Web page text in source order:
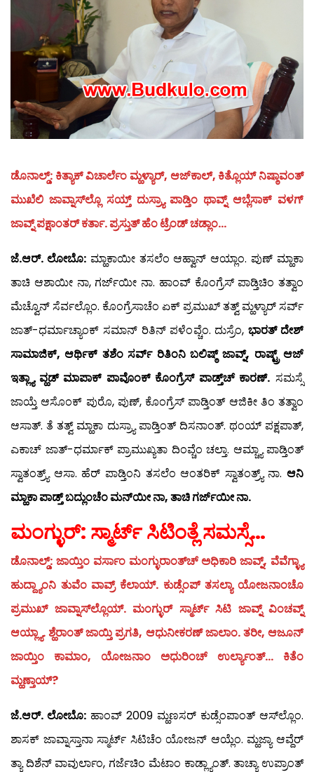
ಡೊನಾಲ್ಡ್: ಕಿತ್ಯಾಕ್ ವಿಚಾರ್ಲೆಂ ಮ್ಹಳ್ಯಾರ್, ಆಜ್‍ಕಾಲ್, ಕಿತ್ಲೊಯ್ ನಿಷ್ಠಾವಂತ್
ಮುಖೆಲಿ ಜಾವ್ನಾಸ್‍ಲ್ಲೊ ಸಯ್ತ್ ದುಸ್ರ್ಯಾ ಪಾಡ್ತಿಂ ಥಾವ್ನ್ ಆಬ್ಲೆಸಾಕ್ ವಳಗ್
ಜಾವ್ನ್ ಪಕ್ಷಾಂತರ್ ಕರ್ತಾ. ಪ್ರಸ್ತುತ್ ಹೆಂ ಟ್ರೆಂಡ್ ಚಡ್ಲಾಂ…
ಜೆ.ಆರ್. ಲೋಬೊ:ಮ್ಹಾಕಾಯೀ ತಸಲೆಂ ಆಹ್ವಾನ್ ಆಯ್ಲಾಂ. ಪುಣ್ ಮ್ಹಾಕಾ
ತಾಚಿ ಆಶಾಯೀ ನಾ, ಗರ್ಜ್‍ಯೀ ನಾ. ಹಾಂವ್ ಕೊಂಗ್ರೆಸ್ ಪಾಡ್ತಿಚಿಂ ತತ್ವಾಂ
ಮೆಚ್ವೊನ್ ಸೆರ್ವಲ್ಲೊಂ. ಕೊಂಗ್ರೆಸಾಚೆಂ ಏಕ್ ಪ್ರಮುಖ್ ತತ್ವ್ ಮ್ಹಳ್ಯಾರ್ ಸರ್ವ್
ಜಾತ್-ಧರ್ಮಾಚ್ಯಾಂಕ್ ಸಮಾನ್ ರಿತಿನ್ ಪಳೆಂವ್ಚೆಂ. ದುಸ್ರೆಂ,ಭಾರತ್ ದೇಶ್
ಸಾಮಾಜಿಕ್, ಆರ್ಥಿಕ್ ತಶೆಂ ಸರ್ವ್ ರಿತಿಂನಿ ಬಲಿಷ್ಠ್ ಜಾವ್ನ್, ರಾಷ್ಟ್ರ್ ಆಜ್
ಇತ್ಲ್ಯಾ ವ್ಹಡ್ ಮಾಪಾಕ್ ಪಾವೊಂಕ್ ಕೊಂಗ್ರೆಸ್ ಪಾಡ್ತ್‌ಚ್ ಕಾರಣ್. ಸಮಸ್ಸೆ
ಜಾಯ್ತೆ ಆಸೊಂಕ್ ಪುರೊ, ಪುಣ್, ಕೊಂಗ್ರೆಸ್ ಪಾಡ್ತಿಂತ್ ಆಜಿಕೀ ತಿಂ ತತ್ವಾಂ
ಆಸಾತ್. ತೆ ತತ್ವ್ ಮ್ಹಾಕಾ ದುಸ್ರ್ಯಾ ಪಾಡ್ತಿಂತ್ ದಿಸನಾಂತ್. ಥಂಯ್ ಪಕ್ಷಪಾತ್,
ಎಕಾಚ್ ಜಾತ್-ಧರ್ಮಾಕ್ ಪ್ರಾಮುಖ್ಯತಾ ದಿಂವ್ಚೆಂ ಚಲ್ತಾ. ಆಮ್ಚ್ಯಾ ಪಾಡ್ತಿಂತ್
ಸ್ವಾತಂತ್ರ್ಯ್ ಆಸಾ. ಹೆರ್ ಪಾಡ್ತಿಂನಿ ತಸಲೆಂ ಆಂತರಿಕ್ ಸ್ವಾತಂತ್ರ್ಯ್ ನಾ. ಆನಿ
ಮ್ಹಾಕಾ ಪಾಡ್ತ್ ಬದ್ಲುಂಚೆಂ ಮನ್‍ಯೀ ನಾ, ತಾಚಿ ಗರ್ಜ್‍ಯೀ ನಾ.
ಮಂಗ್ಳುರ್: ಸ್ಮಾರ್ಟ್ ಸಿಟಿಂತ್ಲೆ ಸಮಸ್ಸೆ…
ಡೊನಾಲ್ಡ್: ಜಾಯ್ತಿಂ ವರ್ಸಾಂ ಮಂಗ್ಳುರಾಂತ್‍ಚ್ ಅಧಿಕಾರಿ ಜಾವ್ನ್, ವೆವೆಗ್ಳ್ಯಾ
ಹುದ್ದ್ಯಾಂನಿ ತುವೆಂ ವಾವ್ರ್ ಕೆಲಾಯ್. ಕುಡ್ಸೆಂಪ್ ತಸಲ್ಯಾ ಯೋಜನಾಂಚೊ
ಪ್ರಮುಖ್ ಜಾವ್ನಾಸ್‍ಲ್ಲೊಯ್. ಮಂಗ್ಳುರ್ ಸ್ಮಾರ್ಟ್ ಸಿಟಿ ಜಾವ್ನ್ ವಿಂಚವ್ನ್
ಆಯ್ಲ್ಯಾ. ಶ್ಹೆರಾಂತ್ ಜಾಯ್ತಿ ಪ್ರಗತಿ, ಆಧುನೀಕರಣ್ ಜಾಲಾಂ. ತರೀ, ಆಜೂನ್
ಜಾಯ್ತಿಂ ಕಾಮಾಂ, ಯೋಜನಾಂ ಅಧುರಿಂಚ್ ಉರ್ಲ್ಯಾಂತ್… ಕಿತೆಂ
ಮ್ಹಣ್ತಾಯ್?
ಜೆ.ಆರ್. ಲೋಬೊ: ಹಾಂವ್ 2009 ಮ್ಹಣಸರ್ ಕುಡ್ಸೆಂಪಾಂತ್ ಆಸ್‍ಲ್ಲೊಂ.
ಶಾಸಕ್ ಜಾವ್ನಾಸ್ತಾನಾ ಸ್ಮಾರ್ಟ್ ಸಿಟಿಚೆಂ ಯೋಜನ್ ಆಯ್ಲೆಂ. ಮ್ಹಜ್ಯಾ ಆವ್ದೆರ್
ತ್ಯಾ ದಿಶೆನ್ ವಾವುರ್ಲಾಂ, ಗರ್ಜೆಚಿಂ ಮೆಟಾಂ ಕಾಡ್ಲ್ಯಾಂತ್. ತಾಚ್ಯಾ ಉಪ್ರಾಂತ್